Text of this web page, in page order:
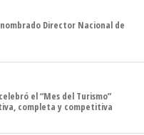
Director Nacional de
el “Mes del Turismo”
completa y competitiva